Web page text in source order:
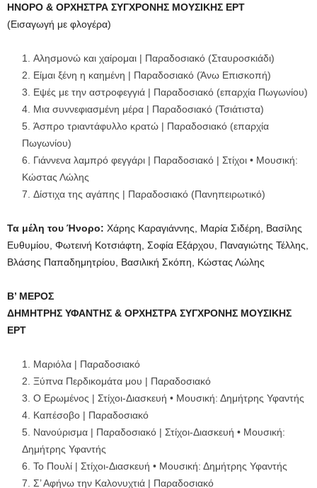
ΗΝΟΡΟ & ΟΡΧΗΣΤΡΑ ΣΥΓΧΡΟΝΗΣ ΜΟΥΣΙΚΗΣ ΕΡΤ
(Εισαγωγή με φλογέρα)
Αλησμονώ και χαίρομαι | Παραδοσιακό (Σταυροσκιάδι)
Είμαι ξένη η καημένη | Παραδοσιακό (Άνω Επισκοπή)
Εψές με την αστροφεγγιά | Παραδοσιακό (επαρχία Πωγωνίου)
Μια συννεφιασμένη μέρα | Παραδοσιακό (Τσιάτιστα)
Άσπρο τριαντάφυλλο κρατώ | Παραδοσιακό (επαρχία
Πωγωνίου)
Γιάννενα λαμπρό φεγγάρι | Παραδοσιακό | Στίχοι • Μουσική:
Κώστας Λώλης
Δίστιχα της αγάπης | Παραδοσιακό (Πανηπειρωτικό)
Τα μέλη του Ήνορο: Χάρης Καραγιάννης, Μαρία Σιδέρη, Βασίλης
Ευθυμίου, Φωτεινή Κοτσιάφτη, Σοφία Εξάρχου, Παναγιώτης Τέλλης,
Βλάσης Παπαδημητρίου, Βασιλική Σκόπη, Κώστας Λώλης
Β’ ΜΕΡΟΣ
ΔΗΜΗΤΡΗΣ ΥΦΑΝΤΗΣ & ΟΡΧΗΣΤΡΑ ΣΥΓΧΡΟΝΗΣ ΜΟΥΣΙΚΗΣ
ΕΡΤ
Μαριόλα | Παραδοσιακό
Ξύπνα Περδικομάτα μου | Παραδοσιακό
Ο Ερωμένος | Στίχοι-Διασκευή • Μουσική: Δημήτρης Υφαντής
Καπέσοβο | Παραδοσιακό
Νανούρισμα | Παραδοσιακό | Στίχοι-Διασκευή • Μουσική:
Δημήτρης Υφαντής
Το Πουλί | Στίχοι-Διασκευή • Μουσική: Δημήτρης Υφαντής
Σ’ Αφήνω την Καλονυχτιά | Παραδοσιακό